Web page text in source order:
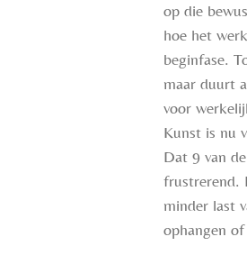
op die
hoe het
beginfase.
maar duurt
voor
Kunst is nu
Dat 9 van
frustrerend.
minder last
ophangen